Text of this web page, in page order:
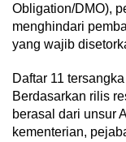
Obligation/DMO),
menghindari
yang wajib
Daftar 11
Berdasarkan rilis
berasal dari unsur
kementerian,